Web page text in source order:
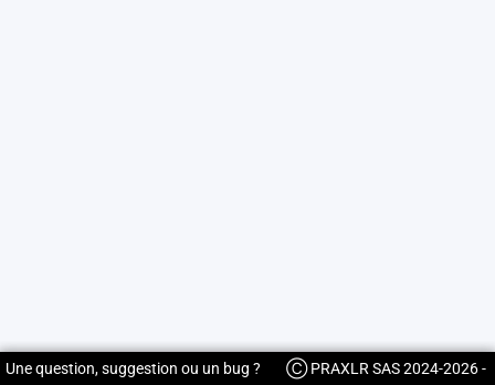
Une question, suggestion ou un bug ?
Ⓒ PRAXLR SAS 2024-2026 -